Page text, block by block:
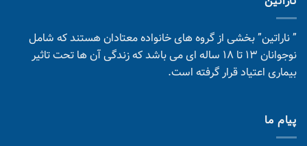
” ناراتین” بخشی از گروه های خانواده معتادان هستند که شامل
نوجوانان 13 تا 18 ساله ای می باشد که زندگی آن ها تحت تاثیر
بیماری اعتیاد قرار گرفته است.
پیام ما